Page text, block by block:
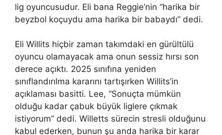
lig oyuncusudur. Eli bana Reggie’nin “harika bir
beyzbol koçuydu ama harika bir babaydı” dedi.
Eli Willits hiçbir zaman takımdaki en gürültülü
oyuncu olamayacak ama onun sessiz hırsı son
derece açıktı. 2025 sınıfına yeniden
sınıflandırılma kararını tartışırken Willits’in
açıklaması basitti. Lee, “Sonuçta mümkün
olduğu kadar çabuk büyük liglere çıkmak
istiyorum” dedi. Willetts sürecin stresli olduğunu
kabul ederken, bunun şu anda harika bir karar